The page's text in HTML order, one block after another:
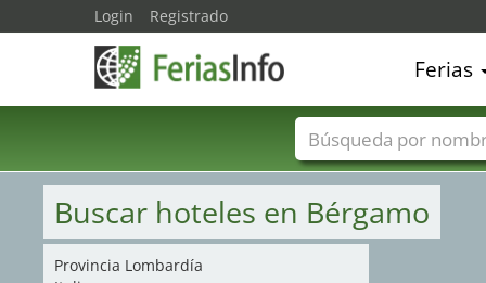
Buscar hoteles en Bérgamo
Provincia Lombardía
Login Registrado
Ferias
Nombres de ferias